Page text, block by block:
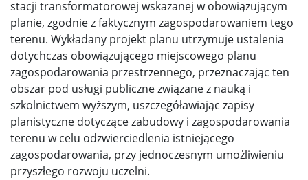
stacji transformatorowej wskazanej w obowiązującym
planie, zgodnie z faktycznym zagospodarowaniem tego
terenu. Wykładany projekt planu utrzymuje ustalenia
dotychczas obowiązującego miejscowego planu
zagospodarowania przestrzennego, przeznaczając ten
obszar pod usługi publiczne związane z nauką i
szkolnictwem wyższym, uszczegóławiając zapisy
planistyczne dotyczące zabudowy i zagospodarowania
terenu w celu odzwierciedlenia istniejącego
zagospodarowania, przy jednoczesnym umożliwieniu
przyszłego rozwoju uczelni.